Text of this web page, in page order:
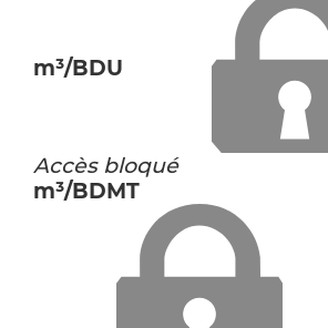
m³/BDU
Accès bloqué
m³/BDMT